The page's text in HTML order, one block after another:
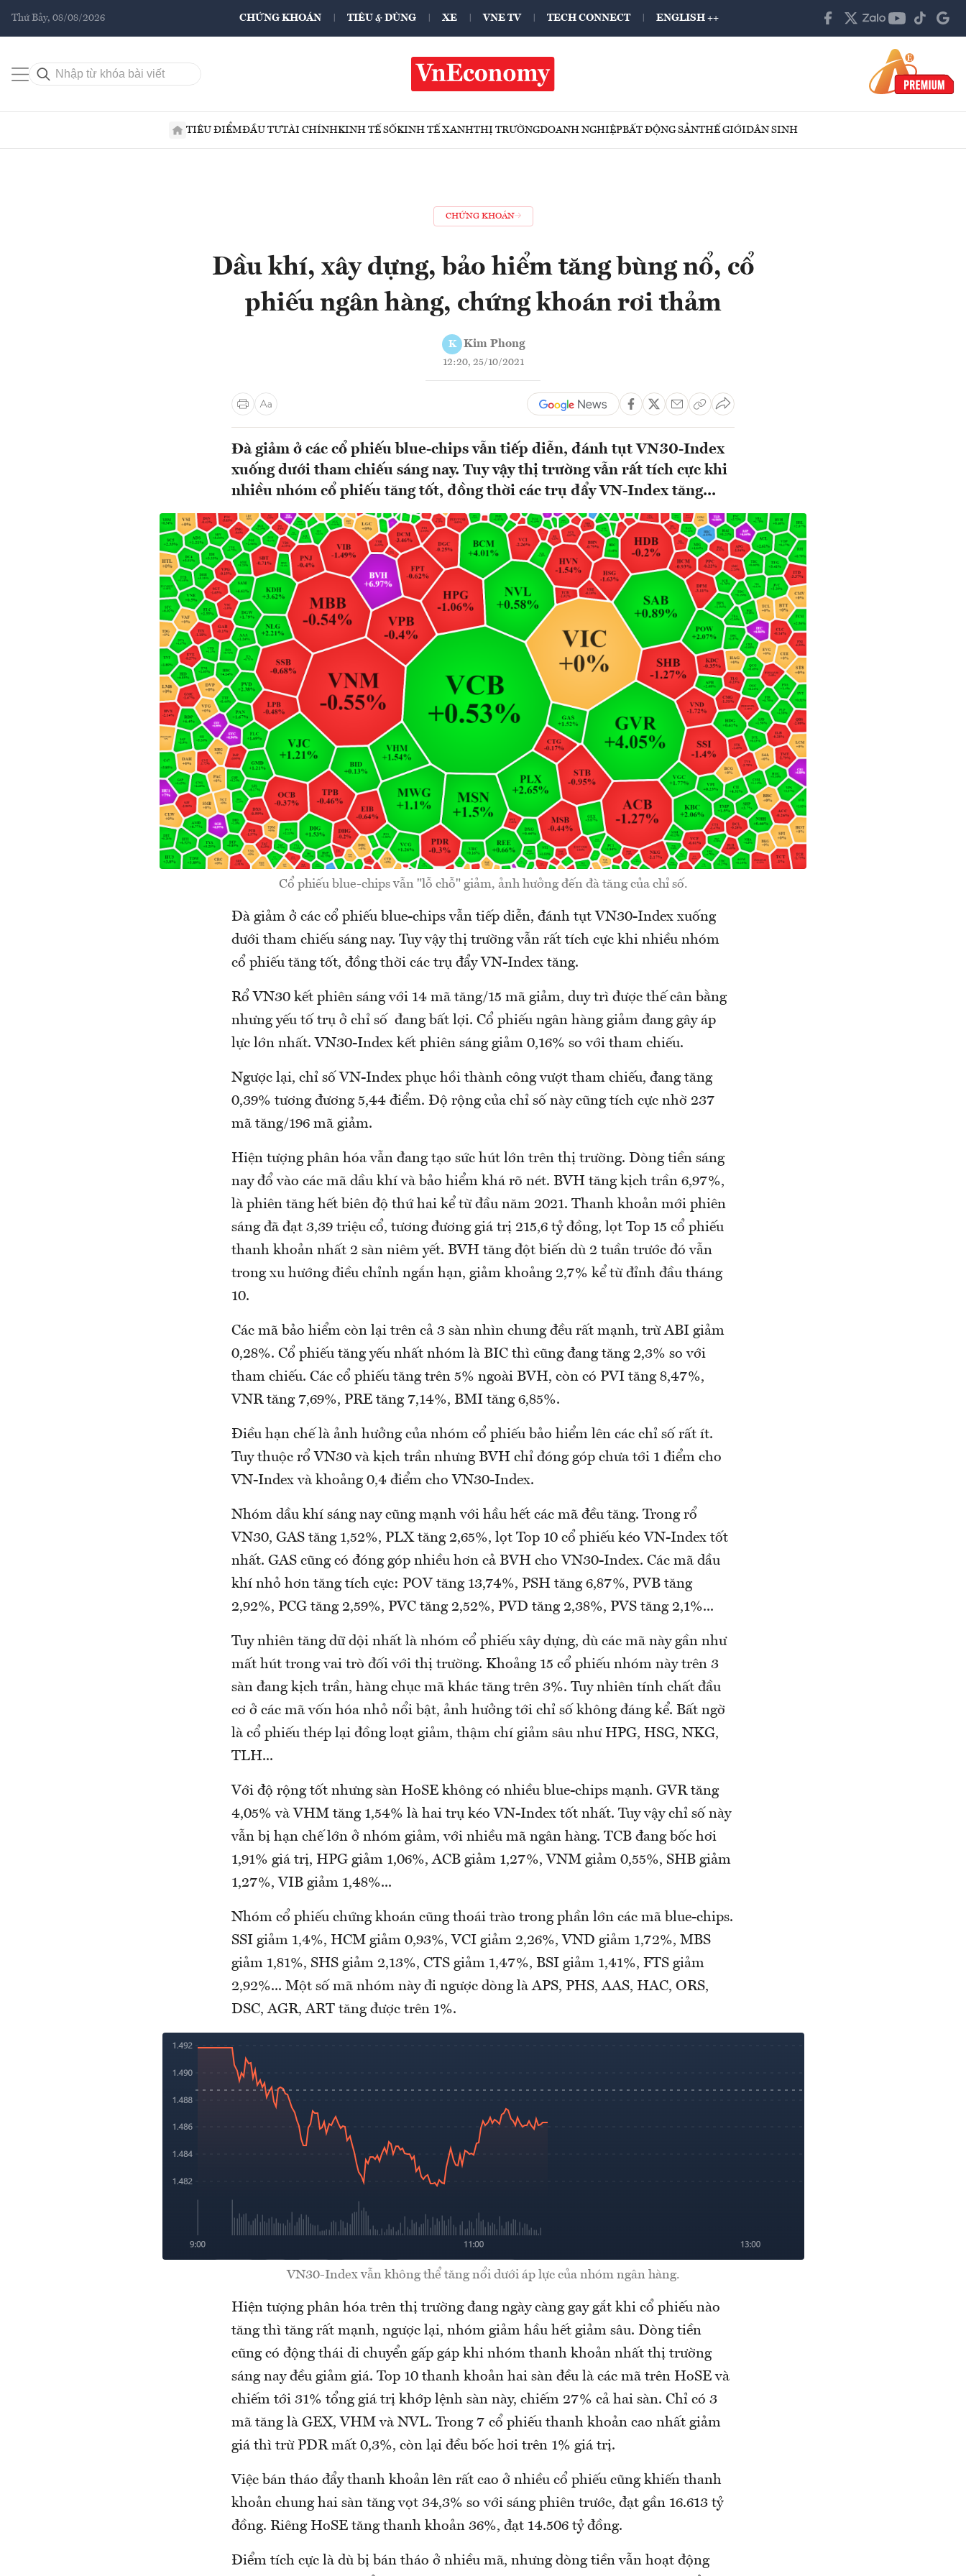
Thứ Bảy, 08/08/2026 CHỨNG KHOÁN TIÊU & DÙNG XE VNE TV TECH CONNECT ENGLISH ++
TIÊU ĐIỂMĐẦU TƯTÀI CHÍNHKINH TẾ SỐKINH TẾ XANHTHỊ TRƯỜNGDOANH NGHIỆPBẤT ĐỘNG SẢNTHẾ GIỚIDÂN SINH
CHỨNG KHOÁN
Dầu khí, xây dựng, bảo hiểm tăng bùng nổ, cổ
phiếu ngân hàng, chứng khoán rơi thảm
K Kim Phong
12:20, 25/10/2021
Đà giảm ở các cổ phiếu blue-chips vẫn tiếp diễn, đánh tụt VN30-Index
xuống dưới tham chiếu sáng nay. Tuy vậy thị trường vẫn rất tích cực khi
nhiều nhóm cổ phiếu tăng tốt, đồng thời các trụ đẩy VN-Index tăng...
Cổ phiếu blue-chips vẫn "lỗ chỗ" giảm, ảnh hưởng đến đà tăng của chỉ số.
Đà giảm ở các cổ phiếu blue-chips vẫn tiếp diễn, đánh tụt VN30-Index xuống
dưới tham chiếu sáng nay. Tuy vậy thị trường vẫn rất tích cực khi nhiều nhóm
cổ phiếu tăng tốt, đồng thời các trụ đẩy VN-Index tăng.
Rổ VN30 kết phiên sáng với 14 mã tăng/15 mã giảm, duy trì được thế cân bằng
nhưng yếu tố trụ ở chỉ số đang bất lợi. Cổ phiếu ngân hàng giảm đang gây áp
lực lớn nhất. VN30-Index kết phiên sáng giảm 0,16% so với tham chiếu.
Ngược lại, chỉ số VN-Index phục hồi thành công vượt tham chiếu, đang tăng
0,39% tương đương 5,44 điểm. Độ rộng của chỉ số này cũng tích cực nhờ 237
mã tăng/196 mã giảm.
Hiện tượng phân hóa vẫn đang tạo sức hút lớn trên thị trường. Dòng tiền sáng
nay đổ vào các mã dầu khí và bảo hiểm khá rõ nét. BVH tăng kịch trần 6,97%,
là phiên tăng hết biên độ thứ hai kể từ đầu năm 2021. Thanh khoản mới phiên
sáng đã đạt 3,39 triệu cổ, tương đương giá trị 215,6 tỷ đồng, lọt Top 15 cổ phiếu
thanh khoản nhất 2 sàn niêm yết. BVH tăng đột biến dù 2 tuần trước đó vẫn
trong xu hướng điều chỉnh ngắn hạn, giảm khoảng 2,7% kể từ đỉnh đầu tháng
10.
Các mã bảo hiểm còn lại trên cả 3 sàn nhìn chung đều rất mạnh, trừ ABI giảm
0,28%. Cổ phiếu tăng yếu nhất nhóm là BIC thì cũng đang tăng 2,3% so với
tham chiếu. Các cổ phiếu tăng trên 5% ngoài BVH, còn có PVI tăng 8,47%,
VNR tăng 7,69%, PRE tăng 7,14%, BMI tăng 6,85%.
Điều hạn chế là ảnh hưởng của nhóm cổ phiếu bảo hiểm lên các chỉ số rất ít.
Tuy thuộc rổ VN30 và kịch trần nhưng BVH chỉ đóng góp chưa tới 1 điểm cho
VN-Index và khoảng 0,4 điểm cho VN30-Index.
Nhóm dầu khí sáng nay cũng mạnh với hầu hết các mã đều tăng. Trong rổ
VN30, GAS tăng 1,52%, PLX tăng 2,65%, lọt Top 10 cổ phiếu kéo VN-Index tốt
nhất. GAS cũng có đóng góp nhiều hơn cả BVH cho VN30-Index. Các mã dầu
khí nhỏ hơn tăng tích cực: POV tăng 13,74%, PSH tăng 6,87%, PVB tăng
2,92%, PCG tăng 2,59%, PVC tăng 2,52%, PVD tăng 2,38%, PVS tăng 2,1%...
Tuy nhiên tăng dữ dội nhất là nhóm cổ phiếu xây dựng, dù các mã này gần như
mất hút trong vai trò đối với thị trường. Khoảng 15 cổ phiếu nhóm này trên 3
sàn đang kịch trần, hàng chục mã khác tăng trên 3%. Tuy nhiên tính chất đầu
cơ ở các mã vốn hóa nhỏ nổi bật, ảnh hưởng tới chỉ số không đáng kể. Bất ngờ
là cổ phiếu thép lại đồng loạt giảm, thậm chí giảm sâu như HPG, HSG, NKG,
TLH...
Với độ rộng tốt nhưng sàn HoSE không có nhiều blue-chips mạnh. GVR tăng
4,05% và VHM tăng 1,54% là hai trụ kéo VN-Index tốt nhất. Tuy vậy chỉ số này
vẫn bị hạn chế lớn ở nhóm giảm, với nhiều mã ngân hàng. TCB đang bốc hơi
1,91% giá trị, HPG giảm 1,06%, ACB giảm 1,27%, VNM giảm 0,55%, SHB giảm
1,27%, VIB giảm 1,48%...
Nhóm cổ phiếu chứng khoán cũng thoái trào trong phần lớn các mã blue-chips.
SSI giảm 1,4%, HCM giảm 0,93%, VCI giảm 2,26%, VND giảm 1,72%, MBS
giảm 1,81%, SHS giảm 2,13%, CTS giảm 1,47%, BSI giảm 1,41%, FTS giảm
2,92%... Một số mã nhóm này đi ngược dòng là APS, PHS, AAS, HAC, ORS,
DSC, AGR, ART tăng được trên 1%.
VN30-Index vẫn không thể tăng nổi dưới áp lực của nhóm ngân hàng.
Hiện tượng phân hóa trên thị trường đang ngày càng gay gắt khi cổ phiếu nào
tăng thì tăng rất mạnh, ngược lại, nhóm giảm hầu hết giảm sâu. Dòng tiền
cũng có động thái di chuyển gấp gáp khi nhóm thanh khoản nhất thị trường
sáng nay đều giảm giá. Top 10 thanh khoản hai sàn đều là các mã trên HoSE và
chiếm tới 31% tổng giá trị khớp lệnh sàn này, chiếm 27% cả hai sàn. Chỉ có 3
mã tăng là GEX, VHM và NVL. Trong 7 cổ phiếu thanh khoản cao nhất giảm
giá thì trừ PDR mất 0,3%, còn lại đều bốc hơi trên 1% giá trị.
Việc bán tháo đẩy thanh khoản lên rất cao ở nhiều cổ phiếu cũng khiến thanh
khoản chung hai sàn tăng vọt 34,3% so với sáng phiên trước, đạt gần 16.613 tỷ
đồng. Riêng HoSE tăng thanh khoản 36%, đạt 14.506 tỷ đồng.
Điểm tích cực là dù bị bán tháo ở nhiều mã, nhưng dòng tiền vẫn hoạt động